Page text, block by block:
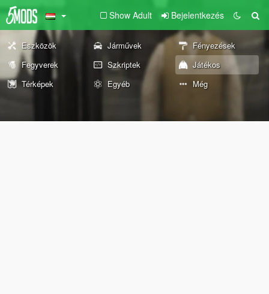
Show Adult Bejelentkezés
Eszközök Járművek
Fényezések
Fegyverek
Szkriptek
Játékos
Térképek
Egyéb Még